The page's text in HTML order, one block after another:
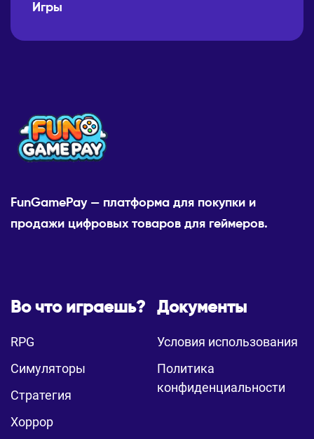
Игры
FunGamePay — платформа для покупки и
продажи цифровых товаров для геймеров.
Во что играешь?
RPG
Симуляторы
Стратегия
Хоррор
Документы
Условия использования
Политика
конфиденциальности